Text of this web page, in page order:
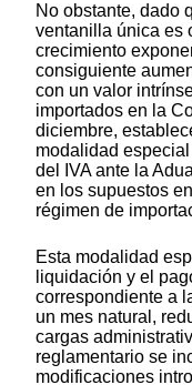
No obstante, dado
ventanilla única es
crecimiento
consiguiente
con un valor
importados en la
diciembre,
modalidad
del IVA ante la
en los supuestos
régimen de
Esta modalidad
liquidación y el
correspondiente a
un mes natural,
cargas
reglamentario se
modificaciones